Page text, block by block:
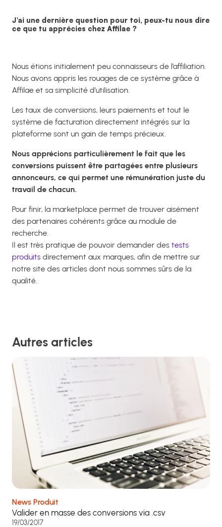
J’ai une dernière question pour toi, peux-tu nous dire
ce que tu apprécies chez Affilae ?
Nous étions initialement peu connaisseurs de l’affiliation.
Nous avons appris les rouages de ce système grâce à
Affilae et sa simplicité d’utilisation.
Les taux de conversions, leurs paiements et tout le
système de facturation directement intégrés sur la
plateforme sont un gain de temps précieux.
Nous apprécions particulièrement le fait que les
conversions puissent être partagées entre plusieurs
annonceurs, ce qui permet une rémunération juste du
travail de chacun.
Pour finir, la marketplace permet de trouver aisément
des partenaires cohérents grâce au module de
recherche.
Il est très pratique de pouvoir demander des tests
produits directement aux marques, afin de mettre sur
notre site des articles dont nous sommes sûrs de la
qualité.
Autres articles
News Produit
Valider en masse des conversions via .csv
19/03/2017